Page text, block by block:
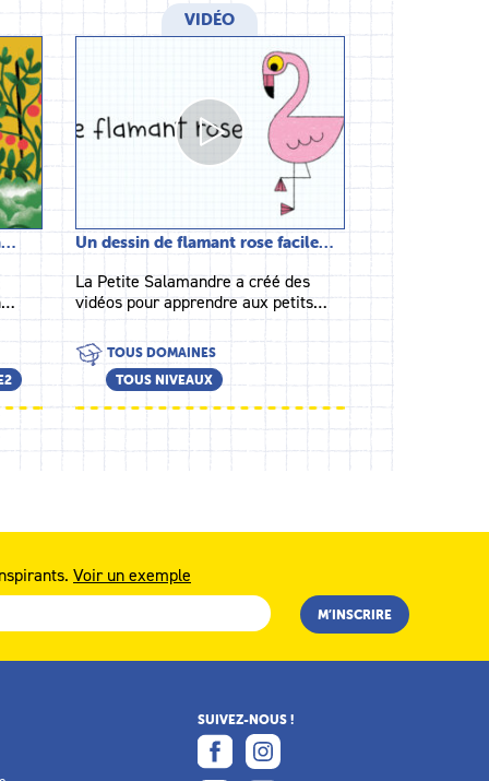
VIDÉO
Un dessin de flamant rose facile…
La Petite Salamandre a créé des
vidéos pour apprendre aux petits…
TOUS DOMAINES
TOUS NIVEAUX
Voir un exemple
SUIVEZ-NOUS !